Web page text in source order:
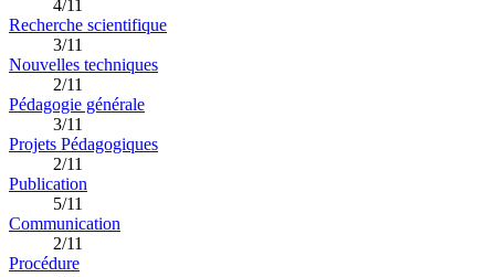
4/11
Recherche scientifique
3/11
Nouvelles techniques
2/11
Pédagogie générale
3/11
Projets Pédagogiques
2/11
Publication
5/11
Communication
2/11
Procédure